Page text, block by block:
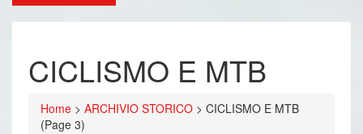
CICLISMO E MTB
Home > ARCHIVIO STORICO > CICLISMO E MTB
(Page 3)